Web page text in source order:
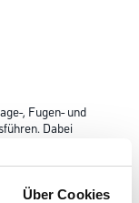
Über Cookies
, Fugen- und
Dabei
Feder,